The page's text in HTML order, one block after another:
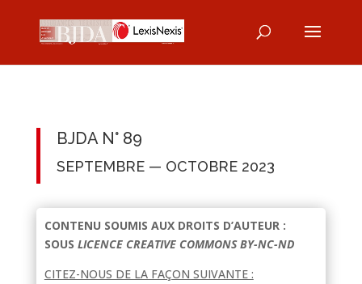
BJDA N° 89
SEPTEMBRE — OCTOBRE 2023
CONTENU SOUMIS AUX DROITS D’AUTEUR :
SOUS LICENCE CREATIVE COMMONS BY-NC-ND
CITEZ-NOUS DE LA FAÇON SUIVANTE :